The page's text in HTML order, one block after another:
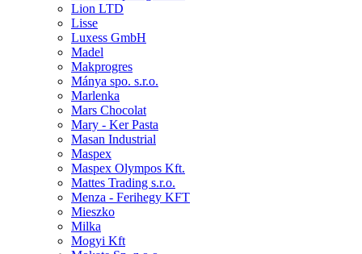
Lion LTD
Lisse
Luxess GmbH
Madel
Makprogres
Mánya spo. s.r.o.
Marlenka
Mars Chocolat
Mary - Ker Pasta
Masan Industrial
Maspex
Maspex Olympos Kft.
Mattes Trading s.r.o.
Menza - Ferihegy KFT
Mieszko
Milka
Mogyi Kft